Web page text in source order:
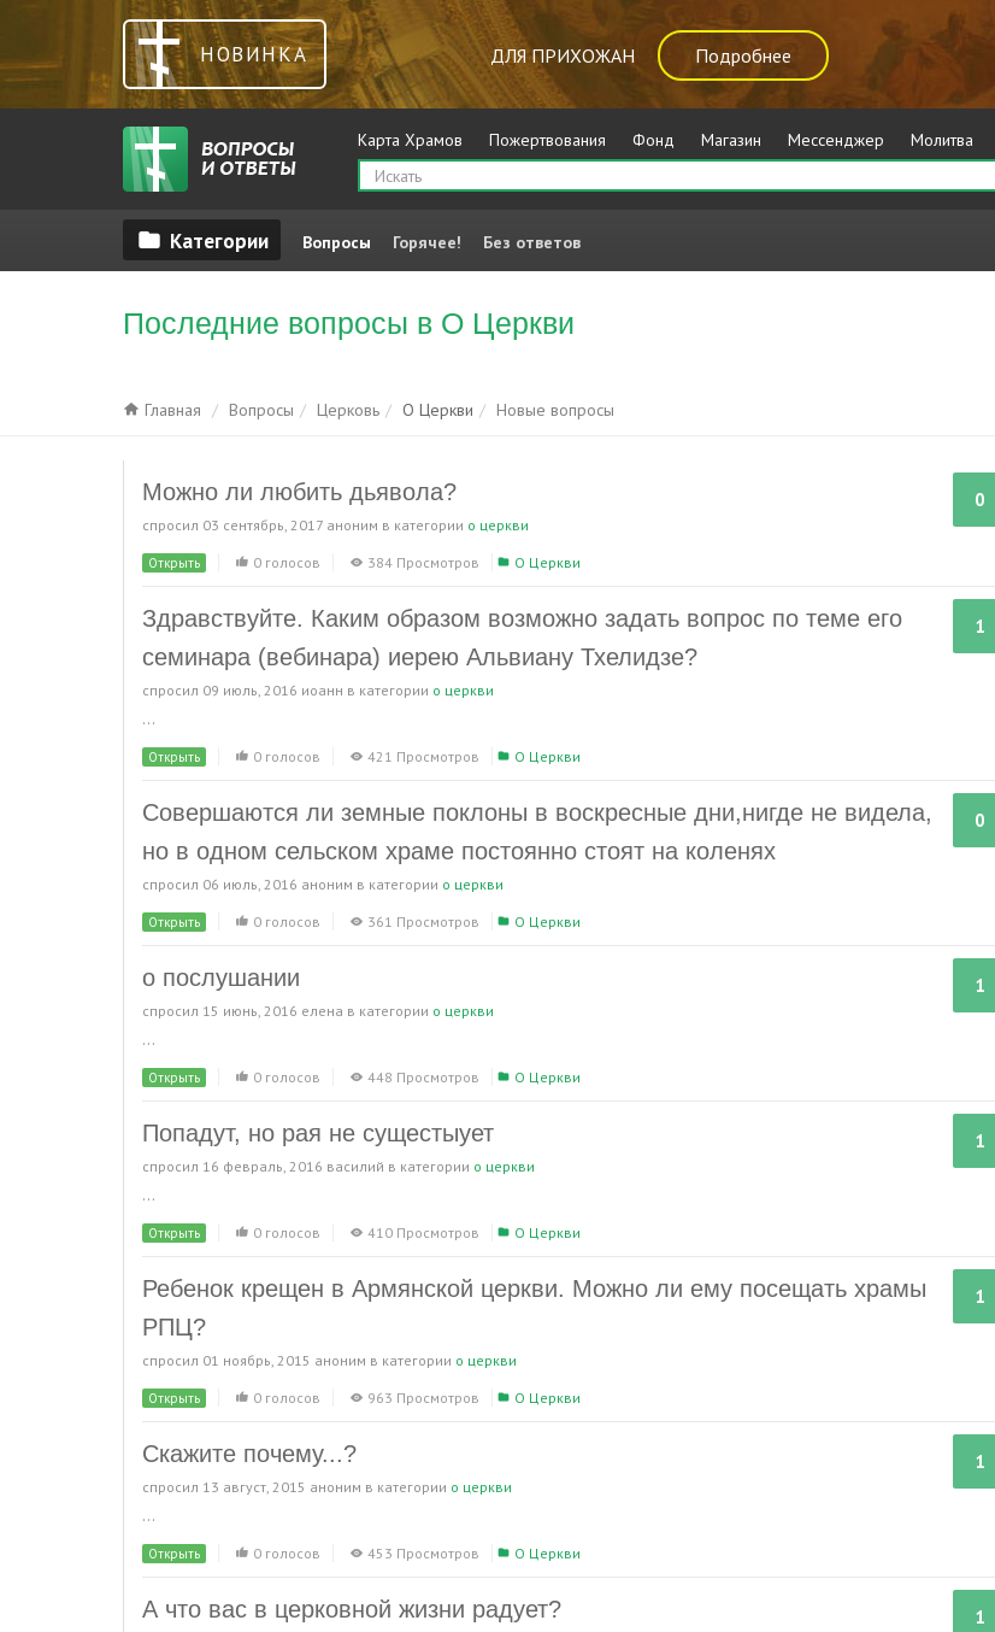
НОВИНКА ДЛЯ ПРИХОЖАН Подробнее
Карта Храмов Пожертвования Фонд Магазин Мессенджер Молитва
Вопросы Горячее! Без ответов
Последние вопросы в О Церкви
Главная Вопросы Церковь О Церкви Новые вопросы
0
Можно ли любить дьявола?
спросил 03 сентябрь, 2017 аноним в категории о церкви
Открыть 0 голосов 384 Просмотров О Церкви
1
Здравствуйте. Каким образом возможно задать вопрос по теме его
семинара (вебинара) иерею Альвиану Тхелидзе?
спросил 09 июль, 2016 иоанн в категории о церкви
...
Открыть 0 голосов 421 Просмотров О Церкви
0
Совершаются ли земные поклоны в воскресные дни,нигде не видела,
но в одном сельском храме постоянно стоят на коленях
спросил 06 июль, 2016 аноним в категории о церкви
Открыть 0 голосов 361 Просмотров О Церкви
1
о послушании
спросил 15 июнь, 2016 елена в категории о церкви
...
Открыть 0 голосов 448 Просмотров О Церкви
1
Попадут, но рая не сущестыует
спросил 16 февраль, 2016 василий в категории о церкви
...
Открыть 0 голосов 410 Просмотров О Церкви
1
Ребенок крещен в Армянской церкви. Можно ли ему посещать храмы
РПЦ?
спросил 01 ноябрь, 2015 аноним в категории о церкви
Открыть 0 голосов 963 Просмотров О Церкви
1
Скажите почему...?
спросил 13 август, 2015 аноним в категории о церкви
...
Открыть 0 голосов 453 Просмотров О Церкви
1
А что вас в церковной жизни радует?